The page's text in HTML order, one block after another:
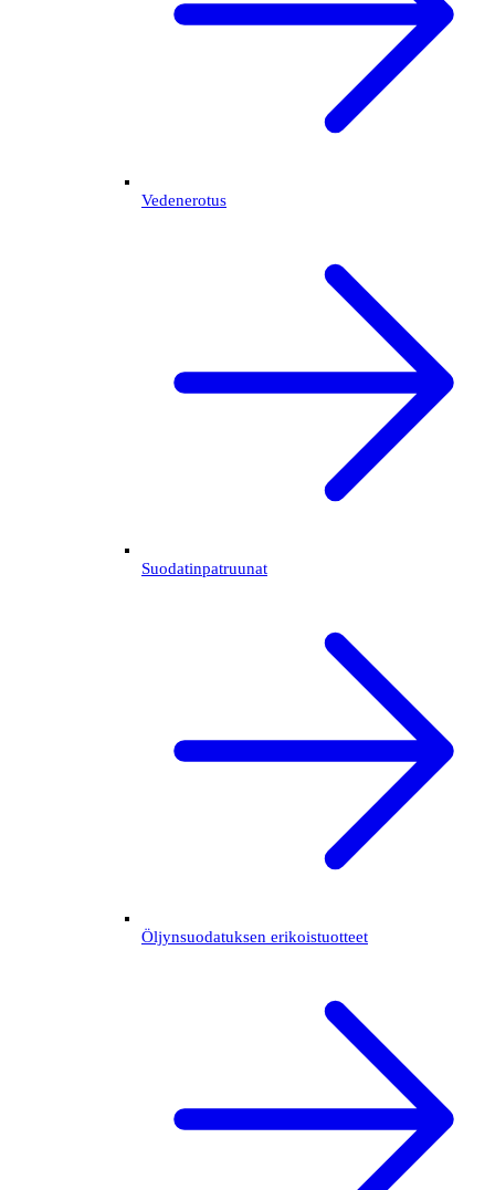
Vedenerotus
Suodatinpatruunat
Öljynsuodatuksen erikoistuotteet